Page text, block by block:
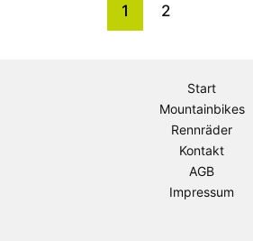
1 2
Start
Mountainbikes
Rennräder
Kontakt
AGB
Impressum